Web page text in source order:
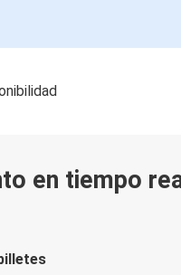
en tiempo